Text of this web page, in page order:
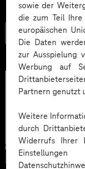
sowie der
die zum Teil
europäischen
Die Daten
zur Ausspielung
Werbung auf
Partnern genutzt
Weitere
durch
Widerrufs Ihrer
Mehr lesen